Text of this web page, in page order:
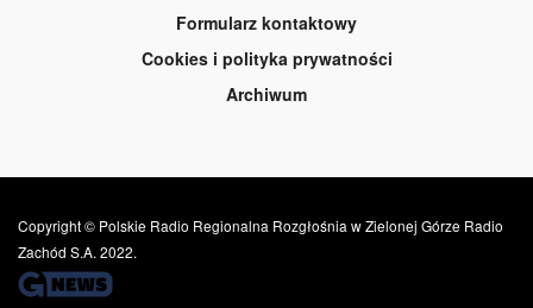
Formularz kontaktowy
Cookies i polityka prywatności
Archiwum
Copyright © Polskie Radio Regionalna Rozgłośnia w Zielonej Górze Radio
Zachód S.A. 2022.